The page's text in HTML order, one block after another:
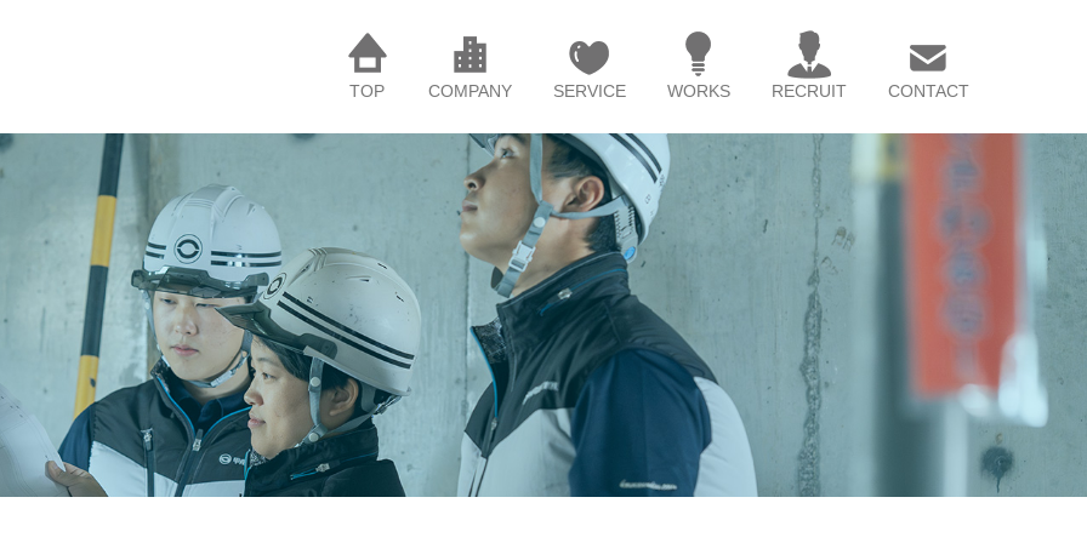
TOP COMPANY SERVICE WORKS RECRUIT CONTACT